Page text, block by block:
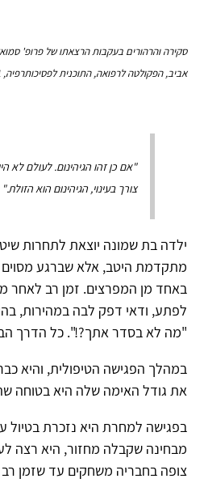
סקירה והרהורים בעקבות הרצאתו של פרופ'
אביב, הפקולטה לרפואה, התוכנית לפסיכותרפיה, 17.6.2011.
"אם כן זהו הגיהינום. לעולם לא
צורך בעינוי, הגיהינום הוא
ילדה בת שמונה יוצאת לתחרות
מתקדמת היטב, אלא שברגע
באחד מן המפרצים. זמן רב לאחר
לפתע, ודאי דפק לבה במהירות,
"מה לא בסדר אתך?!". כל הדרך
במהלך הפגישה הטיפולית, והיא
את גודל האימה שלה היא בטוחה
מבחינה שקבלה מחזור, היא רצה
צופה בחבריה משחקים עד שזמן